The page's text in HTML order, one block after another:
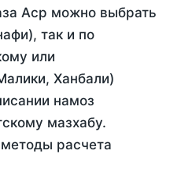
Аср можно выбрать
так и по
или
Ханбали)
намоз
мазхабу.
расчета